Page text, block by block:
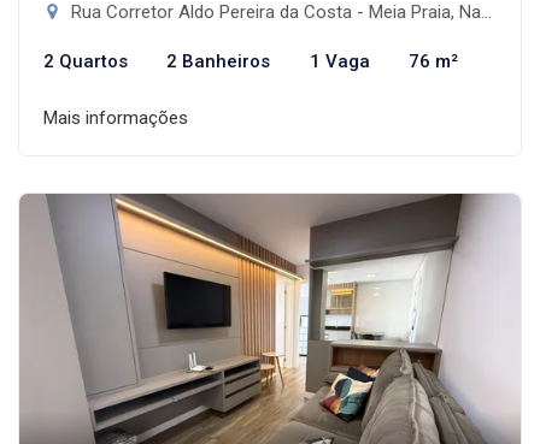
Rua Corretor Aldo Pereira da Costa - Meia Praia, Navegantes-SC
2 Quartos 2 Banheiros 1 Vaga 76 m²
Mais informações